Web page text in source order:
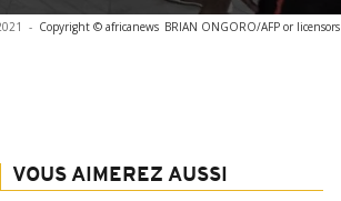
- Copyright © africanews BRIAN ONGORO/AFP or licensors
VOUS AIMEREZ AUSSI